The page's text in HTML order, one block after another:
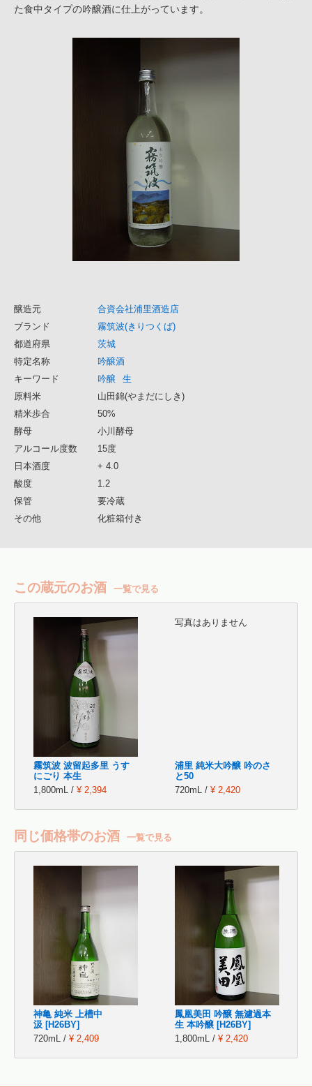
た食中タイプの吟醸酒に仕上がっています。
醸造元
合資会社浦里酒造店
ブランド
霧筑波(きりつくば)
都道府県
茨城
特定名称
吟醸酒
キーワード
吟醸
生
原料米
山田錦(やまだにしき)
精米歩合
50%
酵母
小川酵母
アルコール度数
15度
日本酒度
+ 4.0
酸度
1.2
保管
要冷蔵
その他
化粧箱付き
この蔵元のお酒 一覧で見る
霧筑波 波留起多里 うす
にごり 本生
1,800mL / ¥ 2,394
写真はありません
浦里 純米大吟醸 吟のさ
と50
720mL / ¥ 2,420
同じ価格帯のお酒 一覧で見る
神亀 純米 上槽中
汲 [H26BY]
720mL / ¥ 2,409
鳳凰美田 吟醸 無濾過本
生 本吟醸 [H26BY]
1,800mL / ¥ 2,420